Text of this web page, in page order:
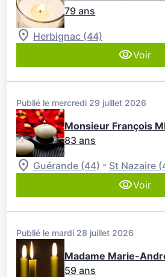
79 ans
Herbignac (44)
Voir
Publié le mercredi 29 juillet 2026
Monsieur François
83 ans
Guérande (44) - St Nazaire
Voir
Publié le mardi 28 juillet 2026
Madame Marie-
59 ans